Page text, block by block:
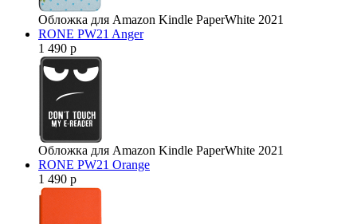
Обложка для Amazon Kindle PaperWhite 2021
RONE PW21 Anger
1 490 р
Обложка для Amazon Kindle PaperWhite 2021
RONE PW21 Orange
1 490 р